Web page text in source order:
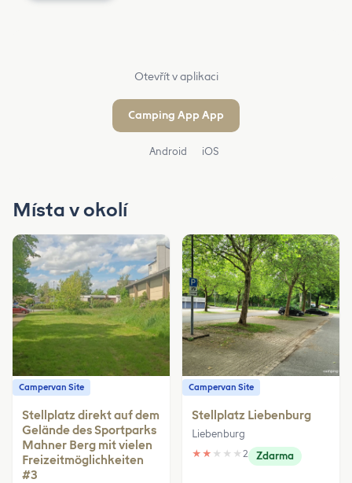
Otevřít v aplikaci
Camping App App
Android iOS
Místa v okolí
Campervan Site
Stellplatz direkt auf dem
Gelände des Sportparks
Mahner Berg mit vielen
Freizeitmöglichkeiten
#3
Campervan Site
Stellplatz Liebenburg
Liebenburg
★ ★ ★ ★ ★ 2 Zdarma